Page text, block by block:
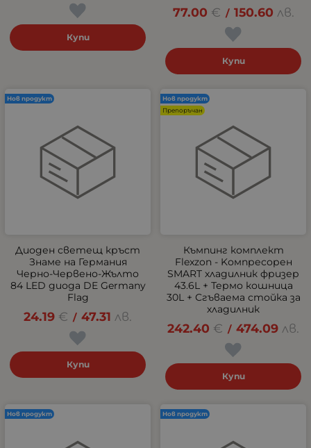
Купи
77.00 € / 150.60 лв.
Купи
Диоден светещ кръст
Знаме на Германия
Черно-Червено-Жълто
84 LED диода DE Germany
Flag
24.19 € / 47.31 лв.
Купи
Нов продукт
Къмпинг комплект
Flexzon - Kомпресорен
SMART хладилник фризер
43.6L + Термо кошница
30L + Сгъваема стойка за
хладилник
242.40 € / 474.09 лв.
Купи
Нов продукт
Препоръчан
Нов продукт Нов продукт